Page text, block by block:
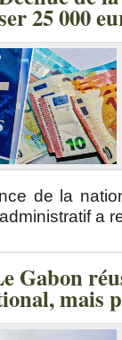
25 000
de la
a
Gabon
mais